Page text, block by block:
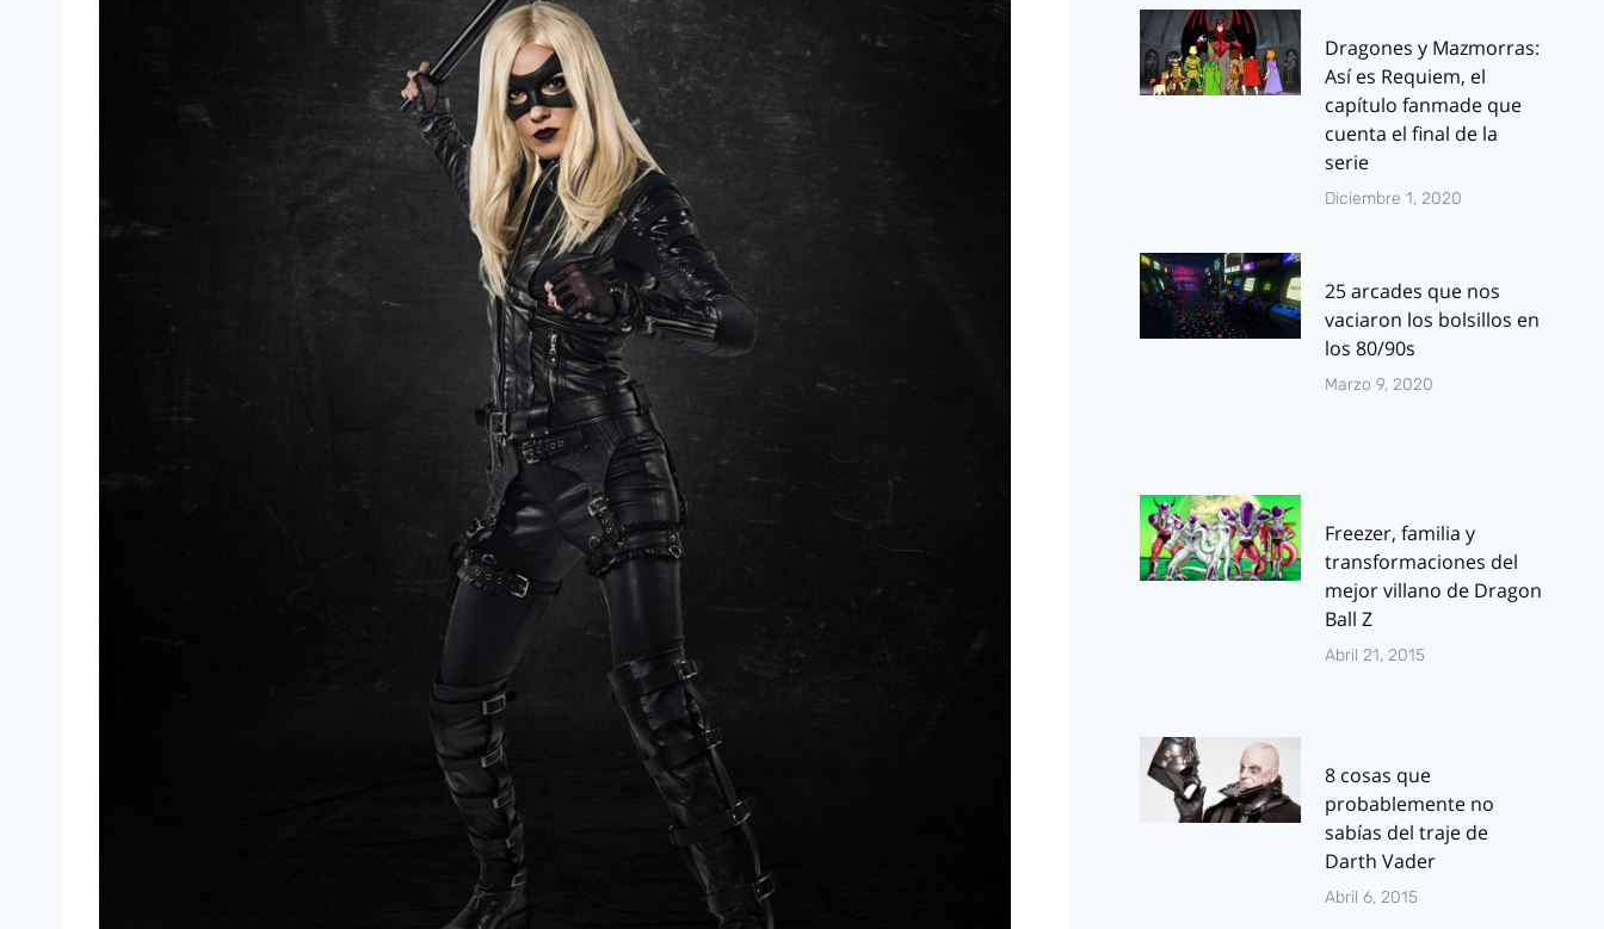
Dragones y Mazmorras:
Así es Requiem, el
capítulo fanmade que
cuenta el final de la
serie
Diciembre 1, 2020
25 arcades que nos
vaciaron los bolsillos en
los 80/90s
Marzo 9, 2020
Freezer, familia y
transformaciones del
mejor villano de Dragon
Ball Z
Abril 21, 2015
8 cosas que
probablemente no
sabías del traje de
Darth Vader
Abril 6, 2015